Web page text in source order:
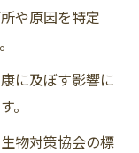
や原因を特定
に及ぼす影響に
。
物対策協会の標